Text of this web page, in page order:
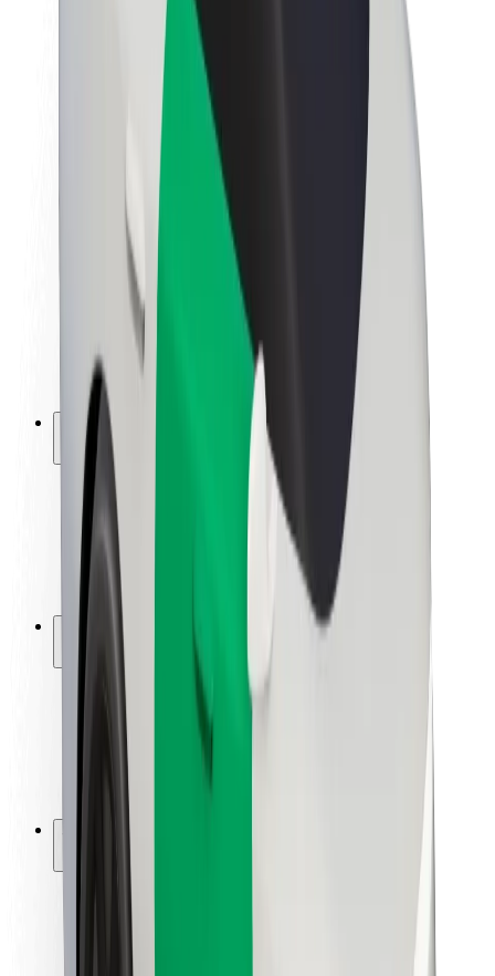
Fenntarthatóság a Boltnál
Project Zero
Sajtószoba
Küldetés
Befektetői kapcsolatok
Vezetőség
Média
Urban Fund
Biztonság
Utasbiztonság
Sofőr biztonság
E-roller biztonság
Biztonsági részleg
Városok
Lokációk
Városi megoldások
Repülőtér
Bolt töltőállomások
Utasoknak
Sofőröknek
Ételfutároknak